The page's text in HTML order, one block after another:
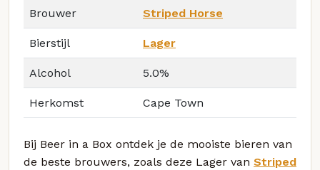
Brouwer Striped Horse
Bierstijl Lager
Alcohol 5.0%
Herkomst Cape Town
Bij Beer in a Box ontdek je de mooiste bieren van
de beste brouwers, zoals deze Lager van Striped